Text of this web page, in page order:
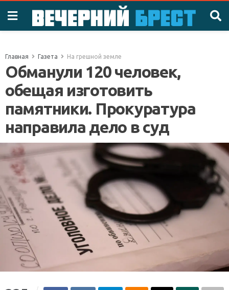
Главная Газета На грешной земле
Обманули 120 человек,
обещая изготовить
памятники. Прокуратура
направила дело в суд